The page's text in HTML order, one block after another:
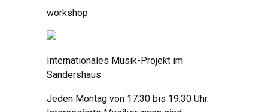
workshop
Internationales Musik-Projekt im
Sandershaus
Jeden Montag von 17:30 bis 19:30 Uhr.